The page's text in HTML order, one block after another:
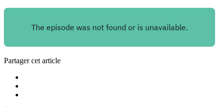
Partager cet article